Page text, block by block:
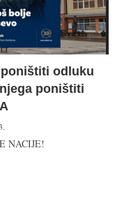
odluku
poništiti
NACIJE!